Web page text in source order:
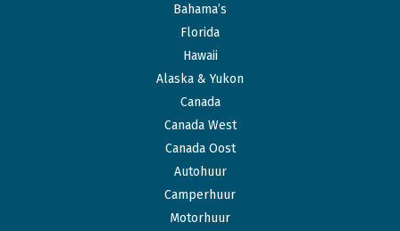
Bahama’s
Florida
Hawaii
Alaska & Yukon
Canada
Canada West
Canada Oost
Autohuur
Camperhuur
Motorhuur